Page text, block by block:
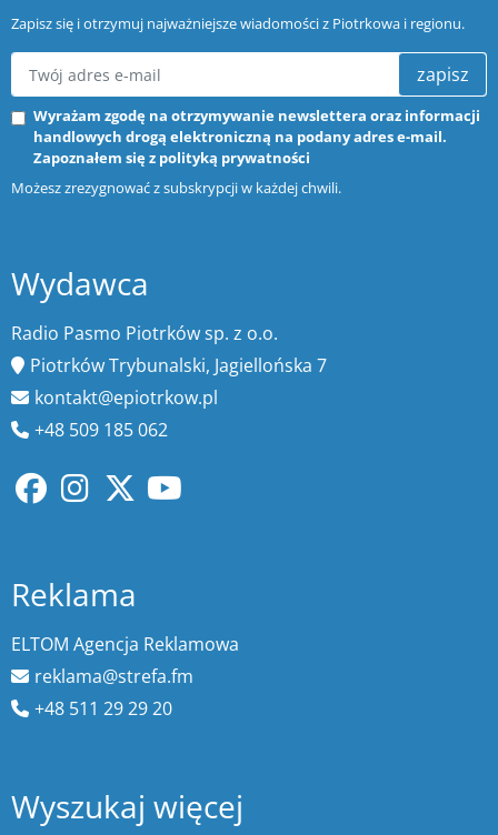
Zapisz się i otrzymuj najważniejsze wiadomości z Piotrkowa i regionu.
zapisz
Wyrażam zgodę na otrzymywanie newslettera oraz informacji
handlowych drogą elektroniczną na podany adres e-mail.
Zapoznałem się z polityką prywatności
Możesz zrezygnować z subskrypcji w każdej chwili.
Wydawca
Radio Pasmo Piotrków sp. z o.o.
Piotrków Trybunalski, Jagiellońska 7
kontakt@epiotrkow.pl
+48 509 185 062
Reklama
ELTOM Agencja Reklamowa
reklama@strefa.fm
+48 511 29 29 20
Wyszukaj więcej